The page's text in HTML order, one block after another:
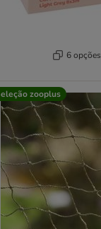
6 opções
zooplus